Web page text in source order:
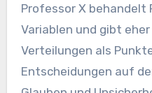
Professor X behandelt
Variablen und gibt
Verteilungen als
Entscheidungen auf